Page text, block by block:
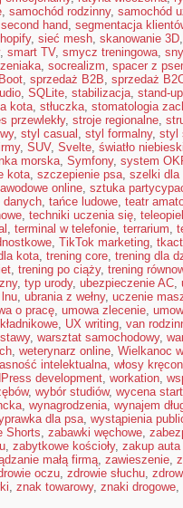
, samochód rodzinny, samochód
second hand, segmentacja
, sieć mesh, skanowanie 3D,
, smart TV, smycz treningowa,
, socrealizm, spacer z
, sprzedaż B2B, sprzedaż
, SQLite, stabilizacja, stand-
kota, stłuczka, stomatologia
przewlekły, stroje regionalne,
, styl casual , styl formalny, styl
, SUV, Svelte, światło
morska, Symfony, system
kota, szczepienie psa, szelki dla
online, sztuka
danych, tańce ludowe, teatr
, techniki uczenia się,
, terminal w telefonie, terrarium,
, TikTok marketing,
kota, trening core, trening dla
, trening po ciąży, trening
, typ urody, ubezpieczenie AC,
, ubrania z wełny, uczenie
o pracę, umowa zlecenie,
, UX writing, van
, warsztat samochodowy,
, weterynarz online, Wielkanoc
intelektualna, włosy
development, workation,
, wybór studiów, wycena
, wynagrodzenia, wynajem
dla psa, wystąpienia
Shorts, zabawki węchowe,
, zabytkowe kościoły, zakup
małą firmą, zawieszenie,
oczu, zdrowie słuchu,
, znak towarowy, znaki drogowe,